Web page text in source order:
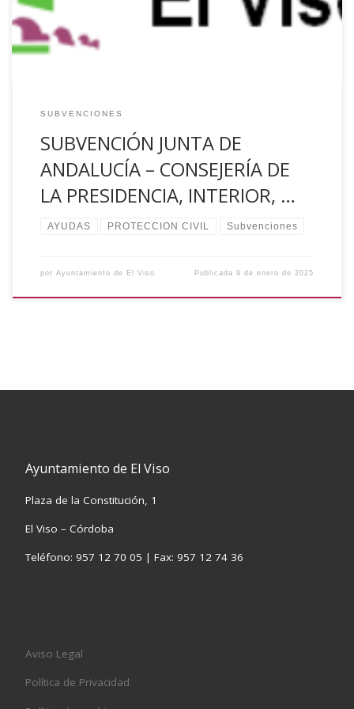
destinadas al mantenimiento de las Agrupaciones Locales
[…]
SUBVENCIONES
SUBVENCIÓN JUNTA DE
ANDALUCÍA – CONSEJERÍA DE
LA PRESIDENCIA, INTERIOR, …
AYUDAS PROTECCION CIVIL Subvenciones
por Ayuntamiento de El Viso Publicada9 de enero de 2025
Ayuntamiento de El Viso
Plaza de la Constitución, 1
El Viso – Córdoba
Teléfono: 957 12 70 05 | Fax: 957 12 74 36
Aviso Legal
Política de Privacidad